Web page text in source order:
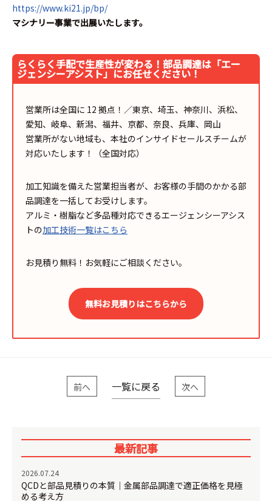
https://www.ki21.jp/bp/
マシナリー事業で出展いたします。
らくらく手配で生産性が変わる！部品調達は「エー
ジェンシーアシスト」にお任せください！
営業所は全国に 12 拠点！／東京、埼玉、神奈川、浜松、
愛知、岐阜、新潟、福井、京都、奈良、兵庫、岡山
営業所がない地域も、本社のインサイドセールスチームが
対応いたします！（全国対応）
加工知識を備えた営業担当者が、お客様の手間のかかる部
品調達を一括してお受けします。
アルミ・樹脂など多品種対応できるエージェンシーアシス
トの加工技術一覧はこちら
お見積り無料！お気軽にご相談ください。
無料お見積りはこちらから
前へ 一覧に戻る 次へ
最新記事
2026.07.24
QCDと部品見積りの本質｜金属部品調達で適正価格を見極
める考え方